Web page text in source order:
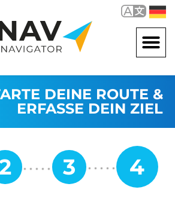
DEINE ROUTE &
ERFASSE DEIN ZIEL